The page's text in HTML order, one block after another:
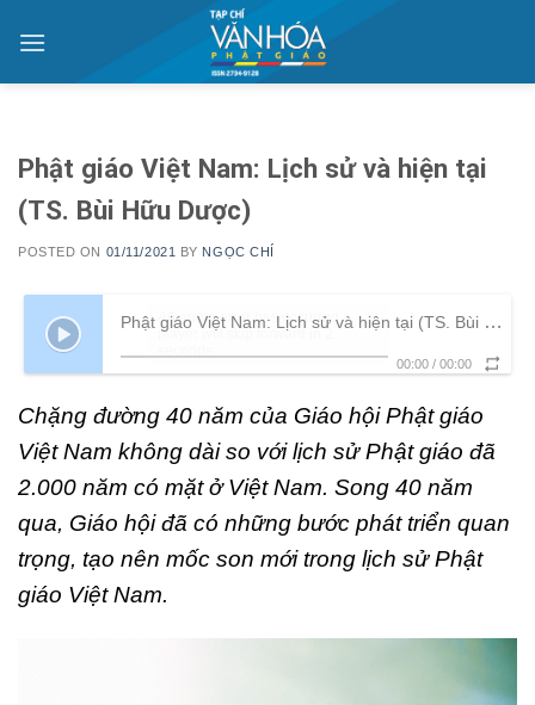
Phật giáo Việt Nam: Lịch sử và hiện tại
(TS. Bùi Hữu Dược)
POSTED ON 01/11/2021 BY NGỌC CHÍ
Phật giáo Việt Nam: Lịch sử và hiện tại (TS. Bùi Hữu Dược)
00:00 / 00:00
An audio error has occurred,
player will skip forward in 2
Chặng đường 40 năm của Giáo hội Phật giáo
Việt Nam không dài so với lịch sử Phật giáo đã
2.000 năm có mặt ở Việt Nam. Song 40 năm
qua, Giáo hội đã có những bước phát triển quan
trọng, tạo nên mốc son mới trong lịch sử Phật
giáo Việt Nam.